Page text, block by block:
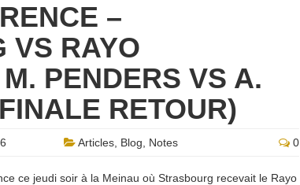
–
VS RAYO
PENDERS VS A.
RETOUR)
Articles Blog Notes 0
ce jeudi soir à la Meinau où Strasbourg recevait le Rayo